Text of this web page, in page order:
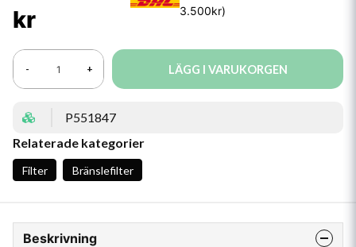
kr
- + LÄGG I VARUKORGEN
P551847
Relaterade kategorier
Filter Bränslefilter
Beskrivning